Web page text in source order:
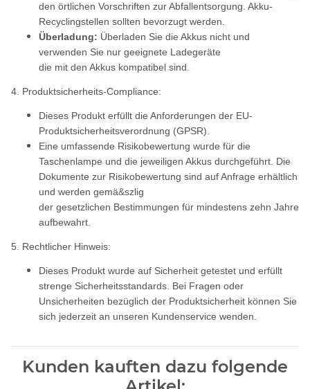
den örtlichen Vorschriften zur Abfallentsorgung. Akku-
Recyclingstellen sollten bevorzugt werden.
Überladung: Überladen Sie die Akkus nicht und
verwenden Sie nur geeignete Ladegeräte
die mit den Akkus kompatibel sind.
4. Produktsicherheits-Compliance:
Dieses Produkt erfüllt die Anforderungen der EU-
Produktsicherheitsverordnung (GPSR).
Eine umfassende Risikobewertung wurde für die
Taschenlampe und die jeweiligen Akkus durchgeführt. Die
Dokumente zur Risikobewertung sind auf Anfrage erhältlich
und werden gemä&szlig
der gesetzlichen Bestimmungen für mindestens zehn Jahre
aufbewahrt.
5. Rechtlicher Hinweis:
Dieses Produkt wurde auf Sicherheit getestet und erfüllt
strenge Sicherheitsstandards. Bei Fragen oder
Unsicherheiten bezüglich der Produktsicherheit können Sie
sich jederzeit an unseren Kundenservice wenden.
Kunden kauften dazu folgende